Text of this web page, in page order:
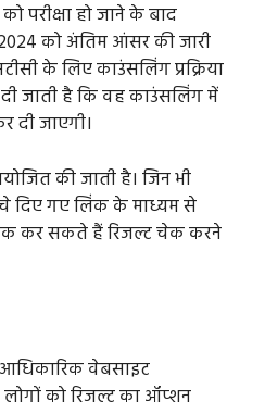
हो जाने के बाद
को अंतिम आंसर की जारी
के लिए काउंसलिंग प्रक्रिया
दी जाती है कि वह काउंसलिंग में
दी जाएगी।
की जाती है। जिन भी
दिए गए लिंक के माध्यम से
कर सकते हैं रिजल्ट चेक करने
वेबसाइट
को रिजल्ट का ऑप्शन